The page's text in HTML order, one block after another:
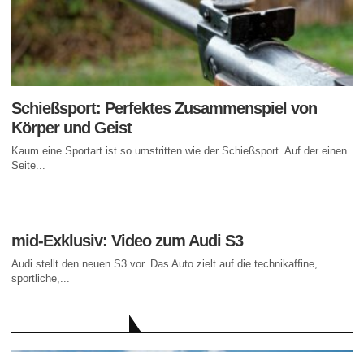
Schießsport: Perfektes Zusammenspiel von
Körper und Geist
Kaum eine Sportart ist so umstritten wie der Schießsport. Auf der einen
Seite...
mid-Exklusiv: Video zum Audi S3
Audi stellt den neuen S3 vor. Das Auto zielt auf die technikaffine,
sportliche,...